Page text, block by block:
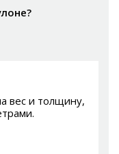
вес и толщину,